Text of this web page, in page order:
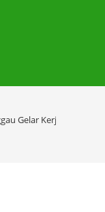
Gelar Kerja Bakti